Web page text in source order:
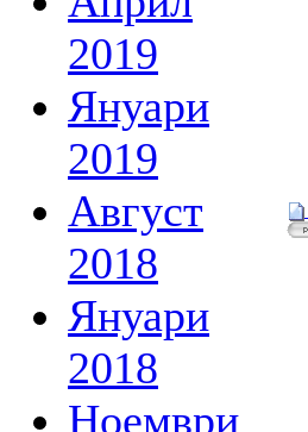
2019
Януари
2019
Август
2018
Януари
2018
Ноември